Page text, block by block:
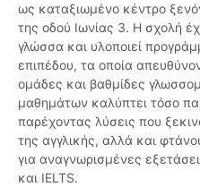
ως καταξιωμένο κέντρο
της οδού Ιωνίας 3. Η σχολή
γλώσσα και υλοποιεί
επιπέδου, τα οποία
ομάδες και βαθμίδες
μαθημάτων καλύπτει τόσο
παρέχοντας λύσεις που
της αγγλικής, αλλά και
για αναγνωρισμένες
και IELTS.